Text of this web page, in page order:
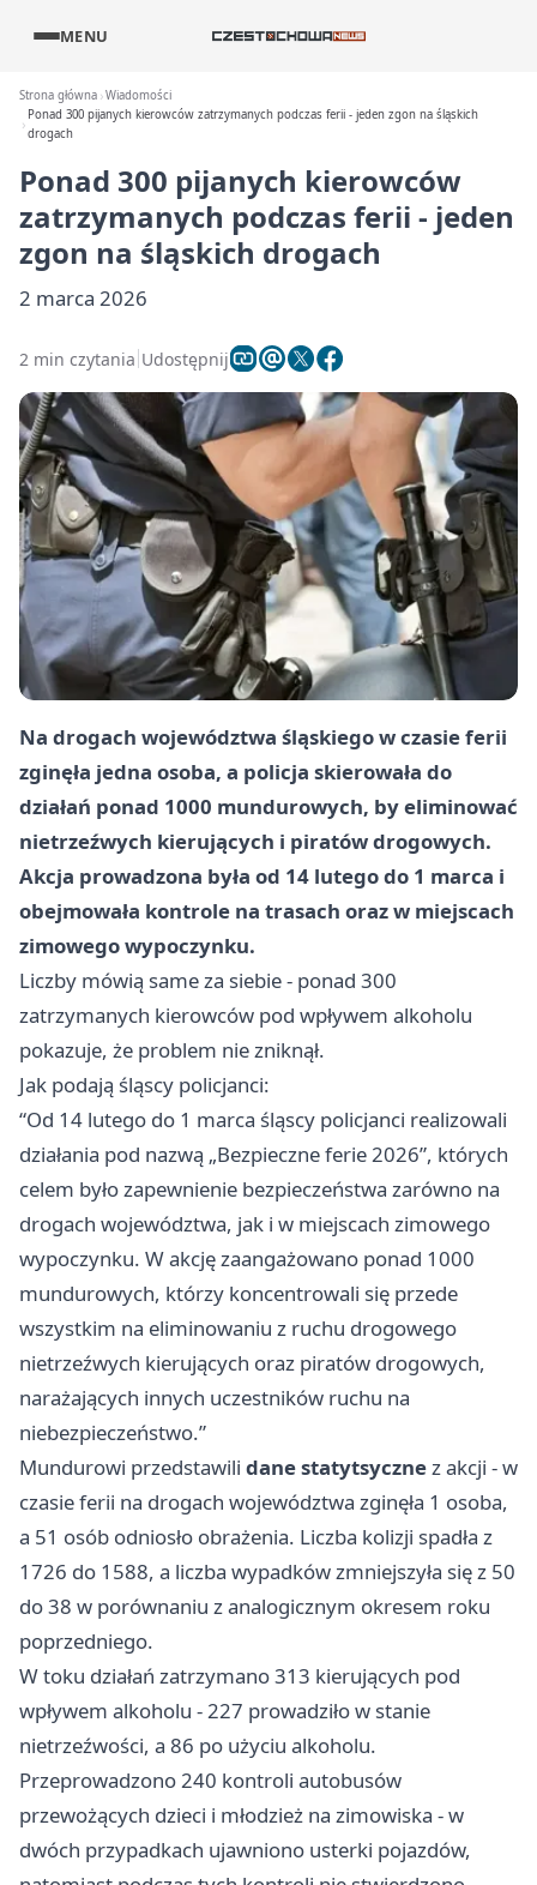
MENU
Strona główna Wiadomości
Ponad 300 pijanych kierowców zatrzymanych podczas ferii - jeden zgon na śląskich
drogach
Ponad 300 pijanych kierowców
zatrzymanych podczas ferii - jeden
zgon na śląskich drogach
2 marca 2026
2 min czytania Udostępnij
Na drogach województwa śląskiego w czasie ferii
zginęła jedna osoba, a policja skierowała do
działań ponad 1000 mundurowych, by eliminować
nietrzeźwych kierujących i piratów drogowych.
Akcja prowadzona była od 14 lutego do 1 marca i
obejmowała kontrole na trasach oraz w miejscach
zimowego wypoczynku.
Liczby mówią same za siebie - ponad 300
zatrzymanych kierowców pod wpływem alkoholu
pokazuje, że problem nie zniknął.
Jak podają śląscy policjanci:
“Od 14 lutego do 1 marca śląscy policjanci realizowali
działania pod nazwą „Bezpieczne ferie 2026”, których
celem było zapewnienie bezpieczeństwa zarówno na
drogach województwa, jak i w miejscach zimowego
wypoczynku. W akcję zaangażowano ponad 1000
mundurowych, którzy koncentrowali się przede
wszystkim na eliminowaniu z ruchu drogowego
nietrzeźwych kierujących oraz piratów drogowych,
narażających innych uczestników ruchu na
niebezpieczeństwo.”
Mundurowi przedstawili dane statytsycznez akcji - w
czasie ferii na drogach województwa zginęła 1 osoba,
a 51 osób odniosło obrażenia. Liczba kolizji spadła z
1726 do 1588, a liczba wypadków zmniejszyła się z 50
do 38 w porównaniu z analogicznym okresem roku
poprzedniego.
W toku działań zatrzymano 313 kierujących pod
wpływem alkoholu - 227 prowadziło w stanie
nietrzeźwości, a 86 po użyciu alkoholu.
Przeprowadzono 240 kontroli autobusów
przewożących dzieci i młodzież na zimowiska - w
dwóch przypadkach ujawniono usterki pojazdów,